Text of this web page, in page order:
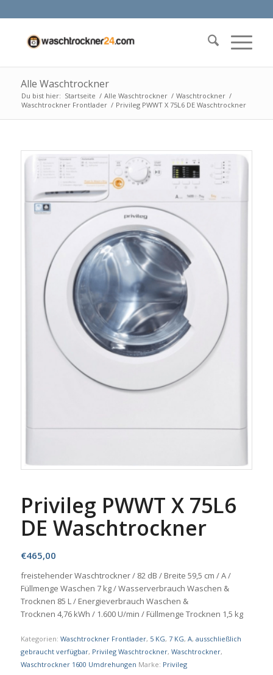
Alle Waschtrockner
Du bist hier: Startseite / Alle Waschtrockner / Waschtrockner /
Waschtrockner Frontlader / Privileg PWWT X 75L6 DE Waschtrockner
Privileg PWWT X 75L6
DE Waschtrockner
€465,00
freistehender Waschtrockner / 82 dB / Breite 59,5 cm / A /
Füllmenge Waschen 7 kg / Wasserverbrauch Waschen &
Trocknen 85 L / Energieverbrauch Waschen &
Trocknen 4,76 kWh / 1.600 U/min / Füllmenge Trocknen 1,5 kg
Kategorien: Waschtrockner Frontlader, 5 KG, 7 KG, A, ausschließlich
gebraucht verfügbar, Privileg Waschtrockner, Waschtrockner,
Waschtrockner 1600 Umdrehungen Marke: Privileg